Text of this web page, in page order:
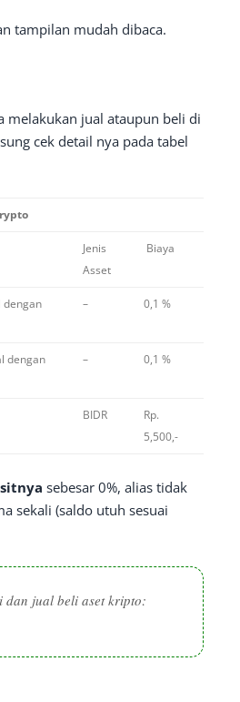
tampilan mudah dibaca.
melakukan jual ataupun beli di
cek detail nya pada tabel
Jenis
Asset
Biaya
dengan
– 0,1 %
dengan
– 0,1 %
BIDR
Rp.
5,500,-
sebesar 0%, alias tidak
sekali (saldo utuh sesuai
dan jual beli aset kripto: